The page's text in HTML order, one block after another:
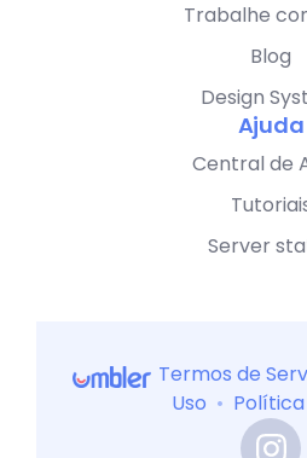
Trabalhe
Blog
Design
Ajuda
Central de
Server
Termos de
Uso •